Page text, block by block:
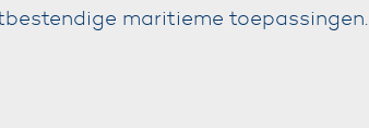
maritieme toepassingen.